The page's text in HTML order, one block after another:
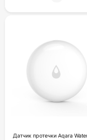
Датчик протечки Aqara